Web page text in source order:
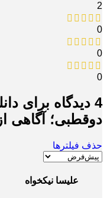
2
0
0
0
4 دیدگاه برای
دوقطبی؛ آگاهی
حذف فیلترها
علیسا نیکخواه